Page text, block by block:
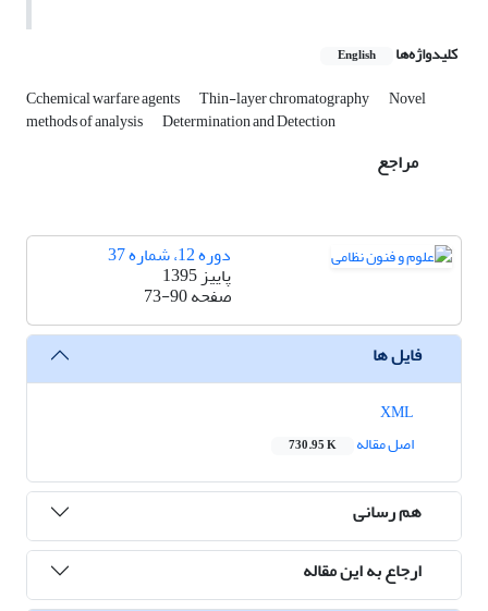
کلیدواژه‌ها English
Cchemical warfare agents Thin-layer chromatography Novel
methods of analysis Determination and Detection
مراجع
دوره 12، شماره 37
پاییز 1395
صفحه73-90
فایل ها
اصل مقاله
730.95 K
هم رسانی
ارجاع به این مقاله